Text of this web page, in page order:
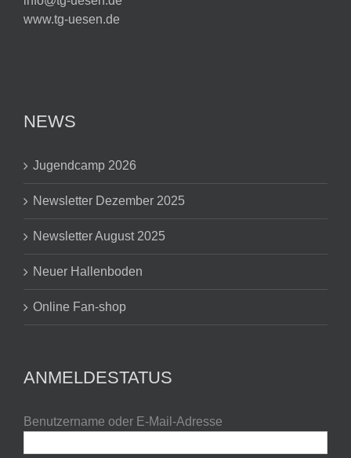
www.tg-uesen.de
NEWS
Jugendcamp 2026
Newsletter Dezember 2025
Newsletter August 2025
Neuer Hallenboden
Online Fan-shop
ANMELDESTATUS
Benutzername oder E-Mail-Adresse